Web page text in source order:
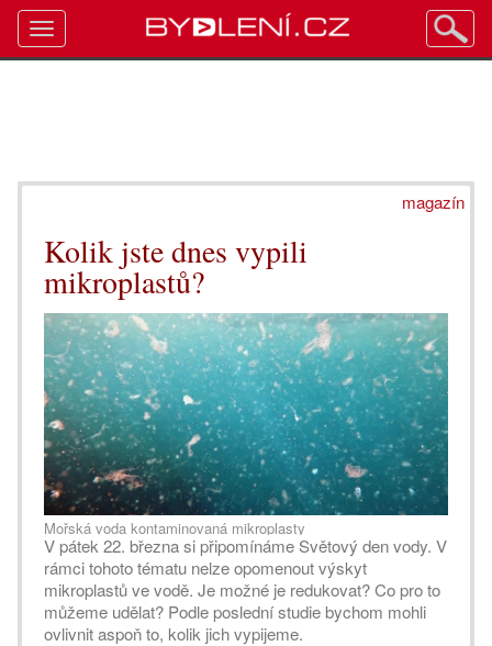
magazín
Kolik jste dnes vypili
mikroplastů?
Mořská voda kontaminovaná mikroplasty
V pátek 22. března si připomínáme Světový den vody. V
rámci tohoto tématu nelze opomenout výskyt
mikroplastů ve vodě. Je možné je redukovat? Co pro to
můžeme udělat? Podle poslední studie bychom mohli
ovlivnit aspoň to, kolik jich vypijeme.
Toggle
navigation